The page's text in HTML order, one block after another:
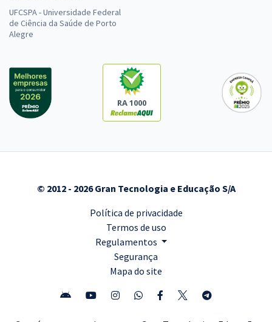
UFCSPA - Universidade Federal
de Ciência da Saúde de Porto
Alegre
RA 1000
© 2012 - 2026 Gran Tecnologia e Educação S/A
Política de privacidade
Termos de uso
Regulamentos
Segurança
Mapa do site